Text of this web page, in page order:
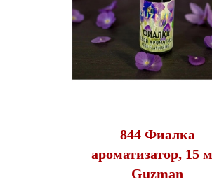
844 Фиалка
ароматизатор, 15
Guzman